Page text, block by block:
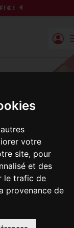
votre
site, pour
et des
le trafic de
provenance de
€ !
& you
informations,